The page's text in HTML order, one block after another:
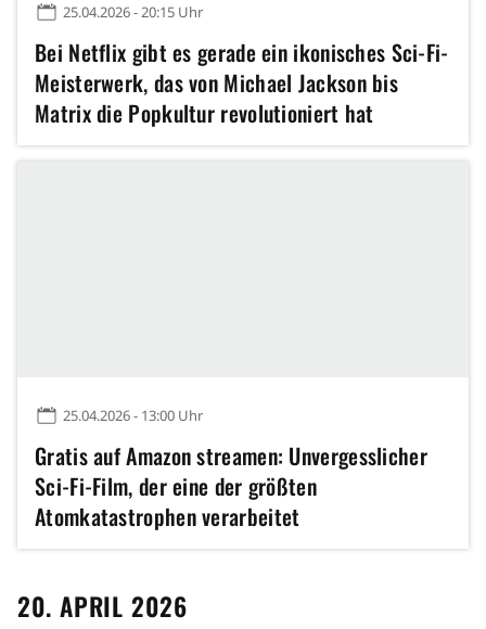
25.04.2026 - 20:15 Uhr
Bei Netflix gibt es gerade ein ikonisches Sci-Fi-
Meisterwerk, das von Michael Jackson bis
Matrix die Popkultur revolutioniert hat
25.04.2026 - 13:00 Uhr
Gratis auf Amazon streamen: Unvergesslicher
Sci-Fi-Film, der eine der größten
Atomkatastrophen verarbeitet
20. APRIL 2026